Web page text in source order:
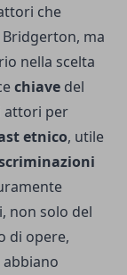
che
ma
nella scelta
chiave del
attori per
etnico, utile
non solo del
di opere,